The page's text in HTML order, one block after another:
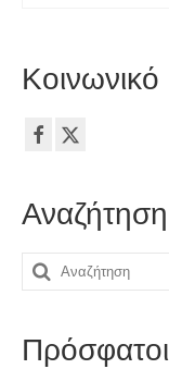
Κοινωνικό
Αναζήτηση
Αναζήτηση